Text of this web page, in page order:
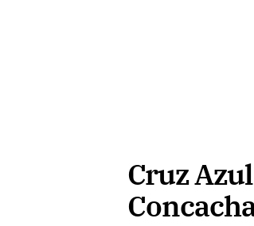
Cruz